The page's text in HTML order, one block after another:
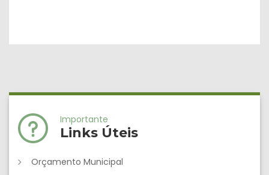
Importante
Links Úteis
Orçamento Municipal